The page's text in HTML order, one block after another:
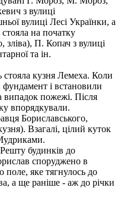
з вулиці
вулиці Лесі Українки, а
на початку
зліва), П. Копач з вулиці
Цвинтарної та ін.
кузня Лемеха. Коли
фундамент і встановили
випадок пожежі. Після
впорядкували.
Бориславського,
Взагалі, цілий куток
Мудриками.
до
споруджено в
яке тягнулось до
а ще раніше - аж до річки